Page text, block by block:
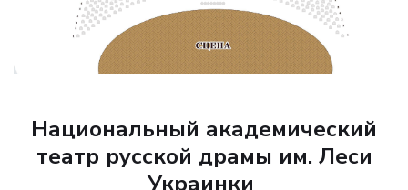
Национальный академический
театр русской драмы им. Леси
Украинки